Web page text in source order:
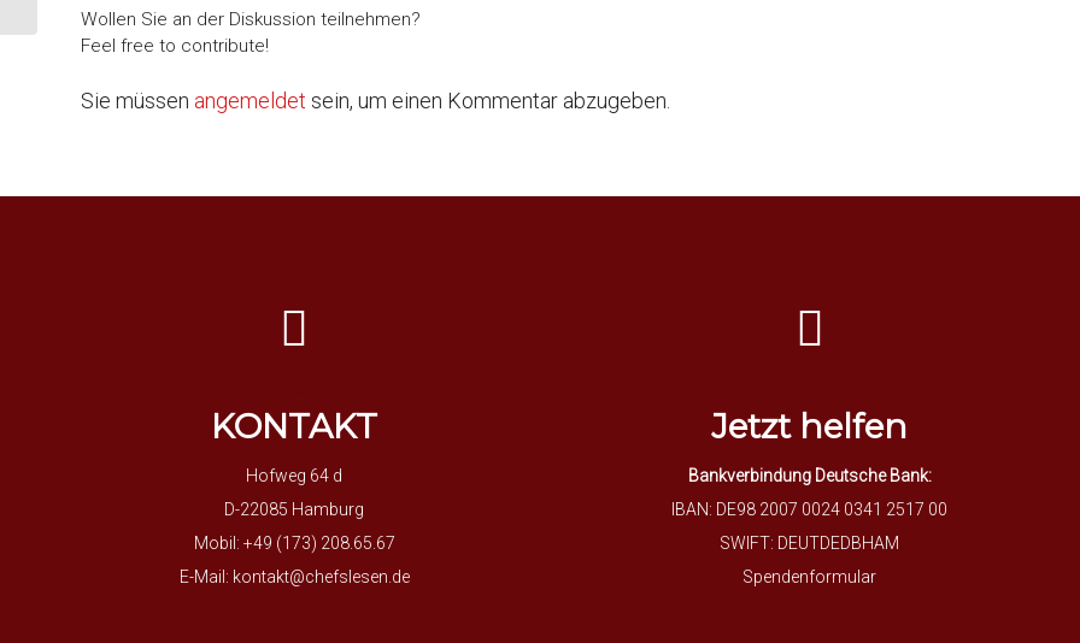
Wollen Sie an der Diskussion teilnehmen?
Feel free to contribute!
Sie müssen angemeldet sein, um einen Kommentar abzugeben.
KONTAKT
Hofweg 64 d
D-22085 Hamburg
Mobil: +49 (173) 208.65.67
E-Mail: kontakt@chefslesen.de
Jetzt helfen
Bankverbindung Deutsche Bank:
IBAN: DE98 2007 0024 0341 2517 00
SWIFT: DEUTDEDBHAM
Spendenformular